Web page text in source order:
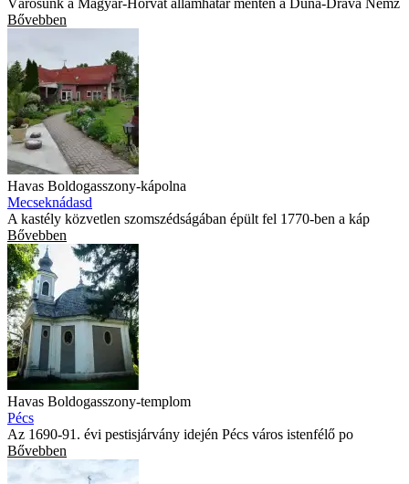
Városunk a Magyar-Horvát államhatár mentén a Duna-Dráva Nemz
Bővebben
Havas Boldogasszony-kápolna
Mecseknádasd
A kastély közvetlen szomszédságában épült fel 1770-ben a káp
Bővebben
Havas Boldogasszony-templom
Pécs
Az 1690-91. évi pestisjárvány idején Pécs város istenfélő po
Bővebben